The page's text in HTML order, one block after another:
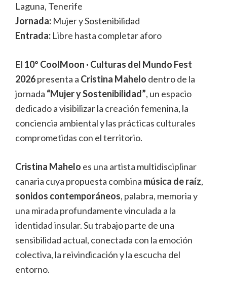
Laguna, Tenerife
Jornada: Mujer y Sostenibilidad
Entrada: Libre hasta completar aforo
El 10º CoolMoon · Culturas del Mundo Fest
2026presenta a Cristina Mahelo dentro de la
jornada “Mujer y Sostenibilidad”, un espacio
dedicado a visibilizar la creación femenina, la
conciencia ambiental y las prácticas culturales
comprometidas con el territorio.
Cristina Mahelo es una artista multidisciplinar
canaria cuya propuesta combina música de raíz,
sonidos contemporáneos, palabra, memoria y
una mirada profundamente vinculada a la
identidad insular. Su trabajo parte de una
sensibilidad actual, conectada con la emoción
colectiva, la reivindicación y la escucha del
entorno.